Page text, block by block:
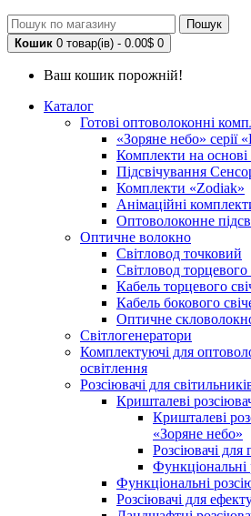
Пошук
Кошик 0 товар(ів) - 0.00$ 0
Ваш кошик порожній!
Каталог
Готові оптоволоконні
«Зоряне небо» серії
Комплекти на основі
Підсвічування
Комплекти «Zodiak»
Анімаційні
Оптоволоконне
Оптичне волокно
Світловод точковий
Світловод торцевого
Кабель торцевого
Кабель бокового
Оптичне
Світлогенератори
Комплектуючі для
освітлення
Розсіювачі для
Кришталеві
Кришталеві
«Зоряне небо»
Розсіювачі для
Функціональні
Функціональні
Розсіювачі для